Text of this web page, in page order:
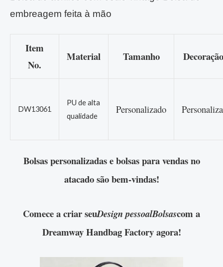
embreagem feita à mão
Item
No.
Material Tamanho
DW13061
PU de alta
qualidade
Personalizado
Bolsas personalizadas e bolsas para vendas no
atacado são bem-vindas!
Comece a criar seuDesign pessoalBolsascom a
Dreamway Handbag Factory agora!